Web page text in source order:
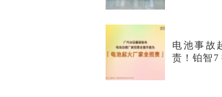
电池事故
责！铂智7